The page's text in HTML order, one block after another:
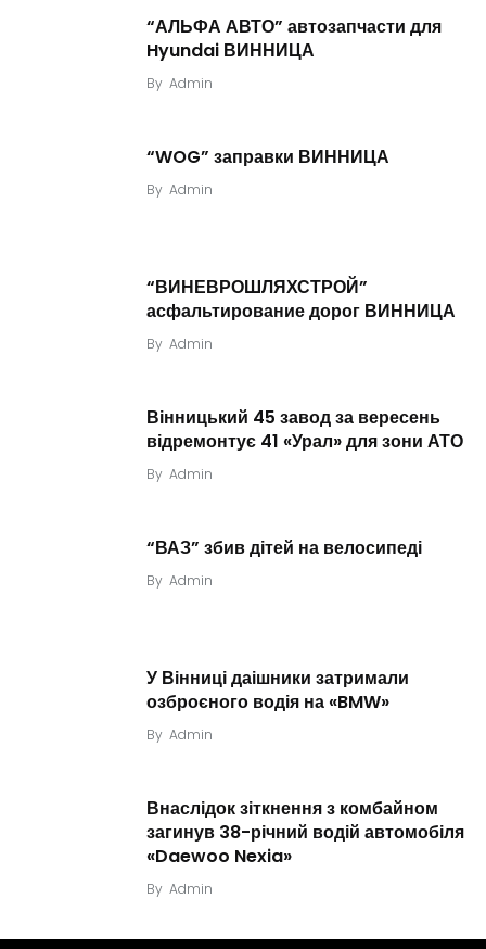
“АЛЬФА АВТО” автозапчасти для
Hyundai ВИННИЦА
By Admin
“WOG” заправки ВИННИЦА
By Admin
“ВИНЕВРОШЛЯХСТРОЙ”
асфальтирование дорог ВИННИЦА
By Admin
Вінницький 45 завод за вересень
відремонтує 41 «Урал» для зони АТО
By Admin
“ВАЗ” збив дітей на велосипеді
By Admin
У Вінниці даішники затримали
озброєного водія на «BMW»
By Admin
Внаслідок зіткнення з комбайном
загинув 38-річний водій автомобіля
«Daewoo Nexia»
By Admin